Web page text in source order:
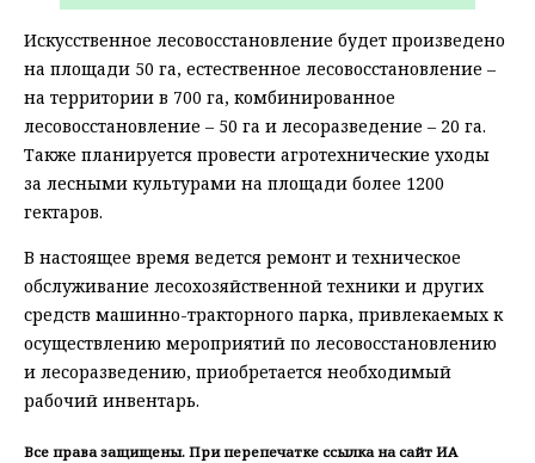
Искусственное лесовосстановление будет произведено
на площади 50 га, естественное лесовосстановление –
на территории в 700 га, комбинированное
лесовосстановление – 50 га и лесоразведение – 20 га.
Также планируется провести агротехнические уходы
за лесными культурами на площади более 1200
гектаров.
В настоящее время ведется ремонт и техническое
обслуживание лесохозяйственной техники и других
средств машинно-тракторного парка, привлекаемых к
осуществлению мероприятий по лесовосстановлению
и лесоразведению, приобретается необходимый
рабочий инвентарь.
Все права защищены. При перепечатке ссылка на сайт ИА